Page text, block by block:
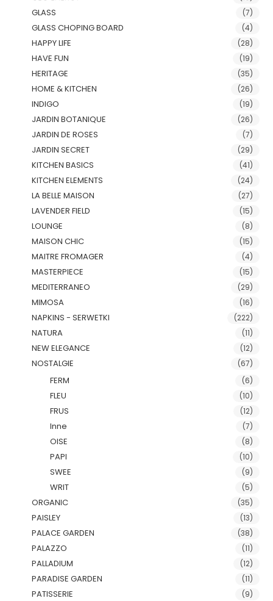
GLASS (7)
GLASS CHOPING BOARD (4)
HAPPY LIFE (28)
HAVE FUN (19)
HERITAGE (35)
HOME & KITCHEN (26)
INDIGO (19)
JARDIN BOTANIQUE (26)
JARDIN DE ROSES (7)
JARDIN SECRET (29)
KITCHEN BASICS (41)
KITCHEN ELEMENTS (24)
LA BELLE MAISON (27)
LAVENDER FIELD (15)
LOUNGE (8)
MAISON CHIC (15)
MAITRE FROMAGER (4)
MASTERPIECE (15)
MEDITERRANEO (29)
MIMOSA (16)
NAPKINS - SERWETKI (222)
NATURA (11)
NEW ELEGANCE (12)
NOSTALGIE (67)
FERM (6)
FLEU (10)
FRUS (12)
Inne (7)
OISE (8)
PAPI (10)
SWEE (9)
WRIT (5)
ORGANIC (35)
PAISLEY (13)
PALACE GARDEN (38)
PALAZZO (11)
PALLADIUM (12)
PARADISE GARDEN (11)
PATISSERIE (9)